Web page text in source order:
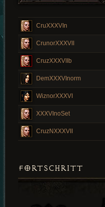
CruXXXVIn
CrunorXXXVII
CruzXXXVIIb
DemXXXVInorm
WiznorXXXVI
XXXVInoSet
CruzNXXXVII
FORTSCHRITT